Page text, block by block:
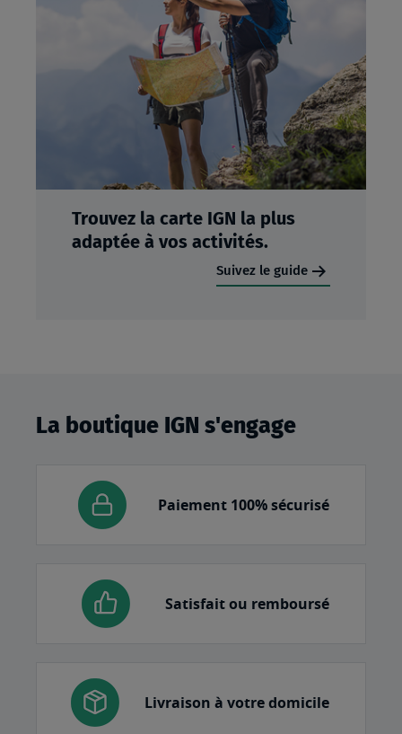
Trouvez la carte IGN la plus
adaptée à vos activités.
Suivez le guide
La boutique IGN s'engage
Paiement 100% sécurisé
Satisfait ou remboursé
Livraison à votre domicile